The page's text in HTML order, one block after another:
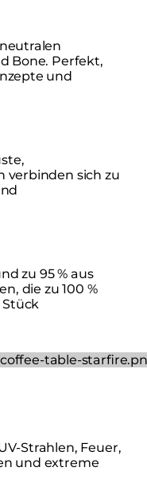
Bone. Perfekt,
und
verbinden sich zu
zu 95 % aus
die zu 100 %
Strahlen, Feuer,
und extreme